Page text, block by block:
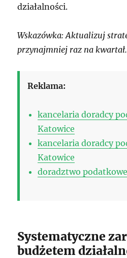
działalności.
Wskazówka: Aktualizuj
przynajmniej raz na kwartał.
Reklama:
kancelaria doradcy
Katowice
kancelaria doradcy
Katowice
doradztwo
Systematyczne
budżetem